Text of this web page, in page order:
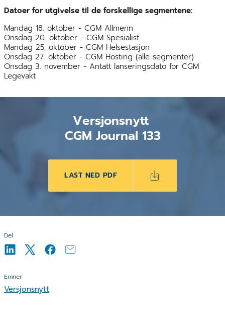
Del
Emner
Versjonsnytt
Datoer for utgivelse til de forskellige segmentene:
Mandag 18. oktober - CGM Allmenn
Onsdag 20. oktober - CGM Spesialist
Mandag 25. oktober - CGM Helsestasjon
Onsdag 27. oktober - CGM Hosting (alle segmenter)
Onsdag 3. november - Antatt lanseringsdato for CGM
Legevakt
Versjonsnytt
CGM Journal 133
LAST NED PDF